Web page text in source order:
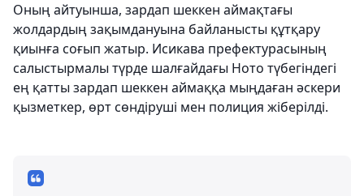
Оның айтуынша, зардап шеккен аймақтағы
жолдардың зақымдануына байланысты құтқару
қиынға соғып жатыр. Исикава префектурасының
салыстырмалы түрде шалғайдағы Ното түбегіндегі
ең қатты зардап шеккен аймаққа мыңдаған әскери
қызметкер, өрт сөндіруші мен полиция жіберілді.